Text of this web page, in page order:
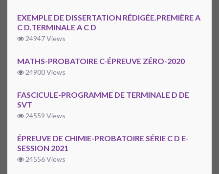
EXEMPLE DE DISSERTATION RÉDIGÉE.PREMIÈRE A
C D.TERMINALE A C D
24947 Views
MATHS-PROBATOIRE C-ÉPREUVE ZÉRO-2020
24900 Views
FASCICULE-PROGRAMME DE TERMINALE D DE
SVT
24559 Views
ÉPREUVE DE CHIMIE-PROBATOIRE SÉRIE C D E-
SESSION 2021
24556 Views